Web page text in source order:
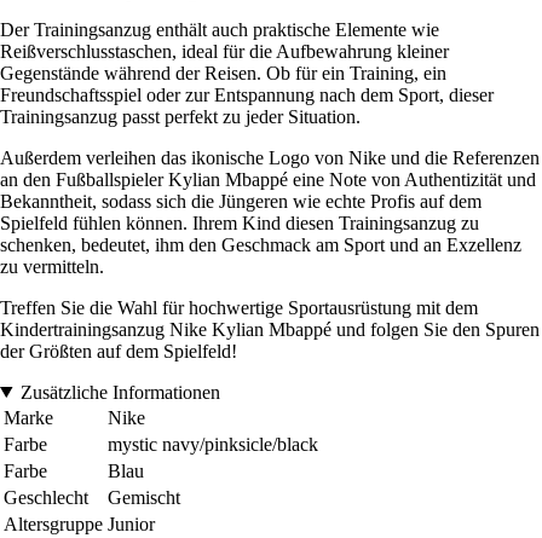
Der Trainingsanzug enthält auch praktische Elemente wie
Reißverschlusstaschen, ideal für die Aufbewahrung kleiner
Gegenstände während der Reisen. Ob für ein Training, ein
Freundschaftsspiel oder zur Entspannung nach dem Sport, dieser
Trainingsanzug passt perfekt zu jeder Situation.
Außerdem verleihen das ikonische Logo von Nike und die Referenzen
an den Fußballspieler Kylian Mbappé eine Note von Authentizität und
Bekanntheit, sodass sich die Jüngeren wie echte Profis auf dem
Spielfeld fühlen können. Ihrem Kind diesen Trainingsanzug zu
schenken, bedeutet, ihm den Geschmack am Sport und an Exzellenz
zu vermitteln.
Treffen Sie die Wahl für hochwertige Sportausrüstung mit dem
Kindertrainingsanzug Nike Kylian Mbappé und folgen Sie den Spuren
der Größten auf dem Spielfeld!
Zusätzliche Informationen
Marke
Nike
Farbe
mystic navy/pinksicle/black
Farbe
Blau
Geschlecht
Gemischt
Altersgruppe Junior